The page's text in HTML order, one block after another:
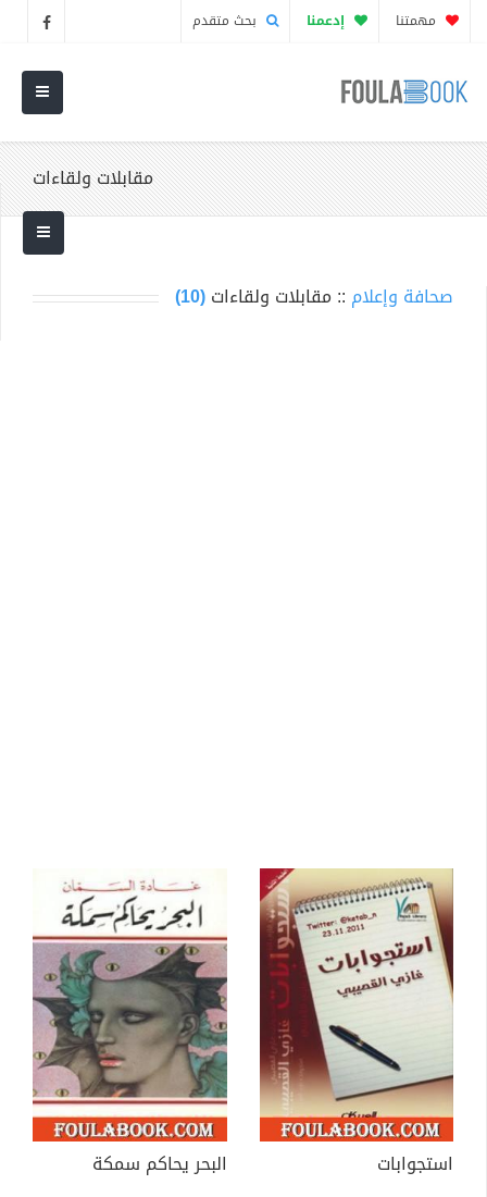
مهمتنا إدعمنا بحث متقدم
مقابلات ولقاءات
صحافة وإعلام :: مقابلات ولقاءات(10)
استجوابات
البحر يحاكم سمكة